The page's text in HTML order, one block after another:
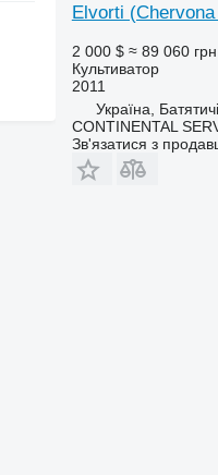
Elvorti
2 000 $ ≈ 89 060 грн
Культиватор
2011
Україна, Батятичі
CONTINENTAL
Зв'язатися з